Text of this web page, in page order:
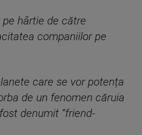
hârtie de către
companiilor pe
care se vor potența
de un fenomen căruia
denumit “friend-